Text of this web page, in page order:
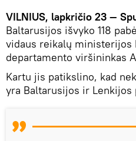
VILNIUS, lapkričio 23 —
Baltarusijos išvyko 118
vidaus reikalų
departamento viršininkas
Kartu jis patikslino, kad
yra Baltarusijos ir Lenkijos